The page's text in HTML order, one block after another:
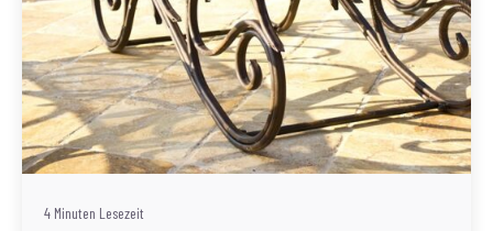
Geschrieben von
Redaktion Immofragen Bezirk: Horn & Hollabrunn
(AT)
4 Minuten Lesezeit